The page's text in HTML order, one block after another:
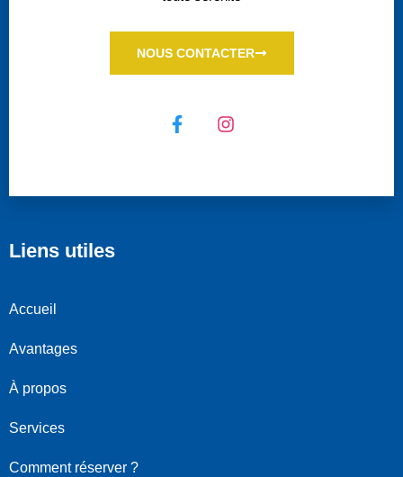
NOUS CONTACTER
Liens utiles
Accueil
Avantages
À propos
Services
Comment réserver ?